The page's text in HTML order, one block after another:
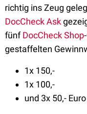
richtig ins Zeug
DocCheck Ask
fünfDocCheck Shop
gestaffelten
1x 150,-
1x 100,-
und 3x 50,-